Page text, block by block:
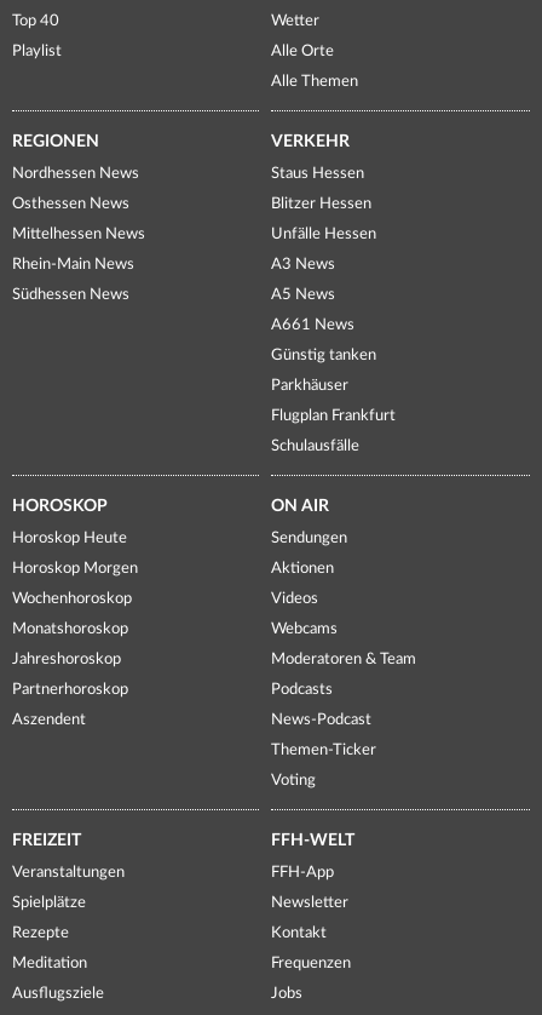
Top 40
Playlist
Wetter
Alle Orte
Alle Themen
REGIONEN
Nordhessen News
Osthessen News
Mittelhessen News
Rhein-Main News
Südhessen News
VERKEHR
Staus Hessen
Blitzer Hessen
Unfälle Hessen
A3 News
A5 News
A661 News
Günstig tanken
Parkhäuser
Flugplan Frankfurt
Schulausfälle
HOROSKOP
Horoskop Heute
Horoskop Morgen
Wochenhoroskop
Monatshoroskop
Jahreshoroskop
Partnerhoroskop
Aszendent
ON AIR
Sendungen
Aktionen
Videos
Webcams
Moderatoren & Team
Podcasts
News-Podcast
Themen-Ticker
Voting
FREIZEIT
Veranstaltungen
Spielplätze
Rezepte
Meditation
Ausflugsziele
FFH-WELT
FFH-App
Newsletter
Kontakt
Frequenzen
Jobs